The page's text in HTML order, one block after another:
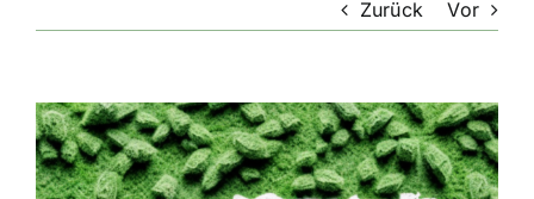
Zurück Vor
Zeige
grösseres
Bild